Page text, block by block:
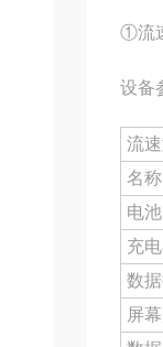
①流
设备
流
名称
电池
充
数
屏